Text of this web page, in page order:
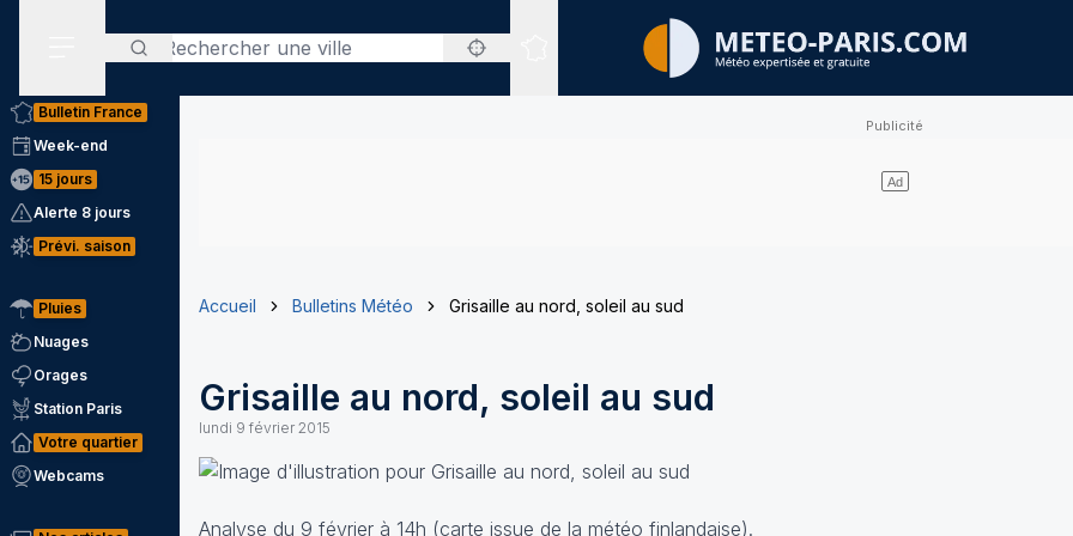
Rechercher
Sites expertisés
Bulletin France
Week-end
15 jours
Alerte 8 jours
Prévi. saison
Pluies
Nuages
Orages
Station Paris
Votre quartier
Webcams
Accueil Bulletins Météo Grisaille au nord, soleil au sud
Grisaille au nord, soleil au sud
lundi 9 février 2015
Analyse du 9 février à 14h (carte issue de la météo finlandaise).